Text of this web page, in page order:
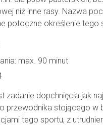
niż inne rasy. Nazwa
potoczne określenie tego
max. 90 minut
dopchnięcia jak
przewodnika stojącego w
tego sportu, z